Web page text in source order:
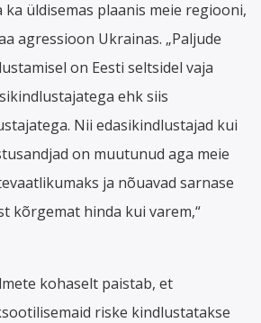
ka üldisemas plaanis meie regiooni,
agressioon Ukrainas. „Paljude
on Eesti seltsidel vaja
ehk siis
Nii edasikindlustajad kui
on muutunud aga meie
ja nõuavad sarnase
kõrgemat hinda kui varem,“
kohaselt paistab, et
riske kindlustatakse